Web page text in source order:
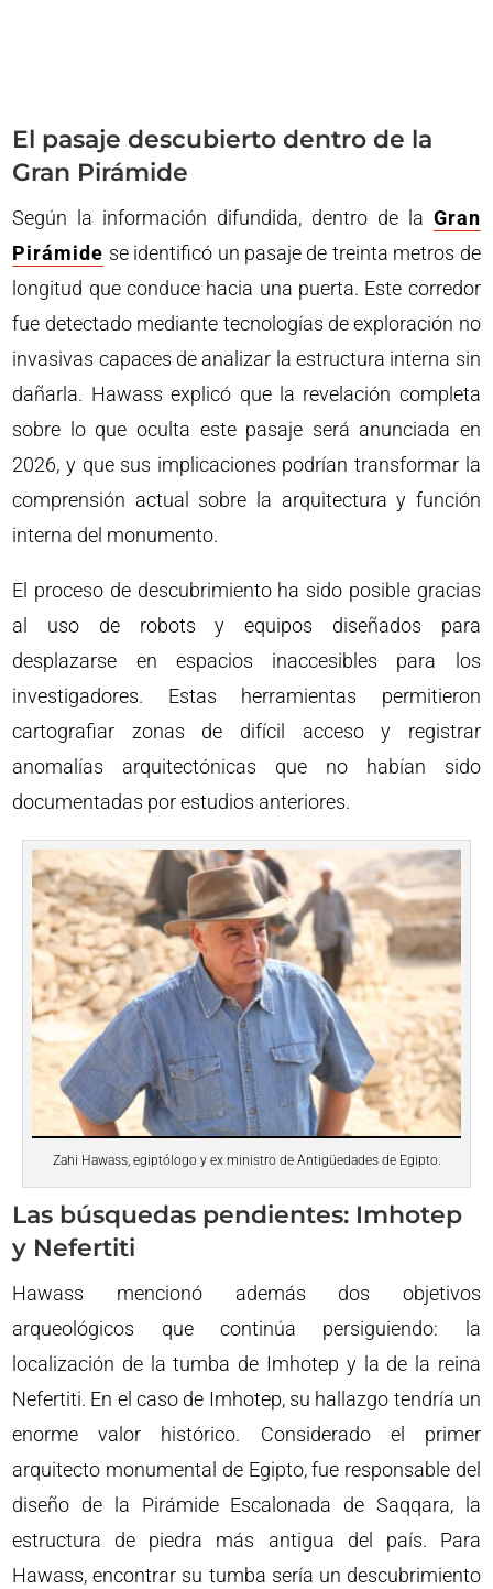
El pasaje descubierto dentro de la
Gran Pirámide
Según la información difundida, dentro de la Gran
Pirámide se identificó un pasaje de treinta metros de
longitud que conduce hacia una puerta. Este corredor
fue detectado mediante tecnologías de exploración no
invasivas capaces de analizar la estructura interna sin
dañarla. Hawass explicó que la revelación completa
sobre lo que oculta este pasaje será anunciada en
2026, y que sus implicaciones podrían transformar la
comprensión actual sobre la arquitectura y función
interna del monumento.
El proceso de descubrimiento ha sido posible gracias
al uso de robots y equipos diseñados para
desplazarse en espacios inaccesibles para los
investigadores. Estas herramientas permitieron
cartografiar zonas de difícil acceso y registrar
anomalías arquitectónicas que no habían sido
documentadas por estudios anteriores.
Zahi Hawass, egiptólogo y ex ministro de Antigüedades de Egipto.
Las búsquedas pendientes: Imhotep
y Nefertiti
Hawass mencionó además dos objetivos
arqueológicos que continúa persiguiendo: la
localización de la tumba de Imhotep y la de la reina
Nefertiti. En el caso de Imhotep, su hallazgo tendría un
enorme valor histórico. Considerado el primer
arquitecto monumental de Egipto, fue responsable del
diseño de la Pirámide Escalonada de Saqqara, la
estructura de piedra más antigua del país. Para
Hawass, encontrar su tumba sería un descubrimiento